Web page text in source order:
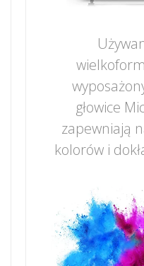
głowice
zapewniają
kolorów i